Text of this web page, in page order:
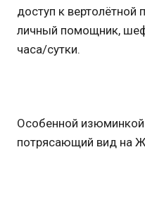
доступ к вертолётной
личный помощник,
часа/сутки.
Особенной изюминкой
потрясающий вид на